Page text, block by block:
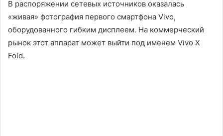
В распоряжении сетевых источников оказалась
«живая» фотография первого смартфона Vivo,
оборудованного гибким дисплеем. На коммерческий
рынок этот аппарат может выйти под именем Vivo X
Fold.